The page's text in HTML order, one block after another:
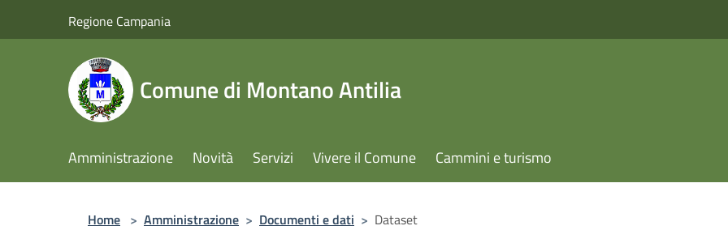
Regione Campania
Comune di Montano Antilia
Amministrazione Novità Servizi Vivere il Comune Cammini e turismo
Home > Amministrazione > Documenti e dati > Dataset